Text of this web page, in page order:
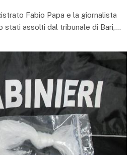
Fabio Papa e la giornalista
stati assolti dal tribunale di Bari,…